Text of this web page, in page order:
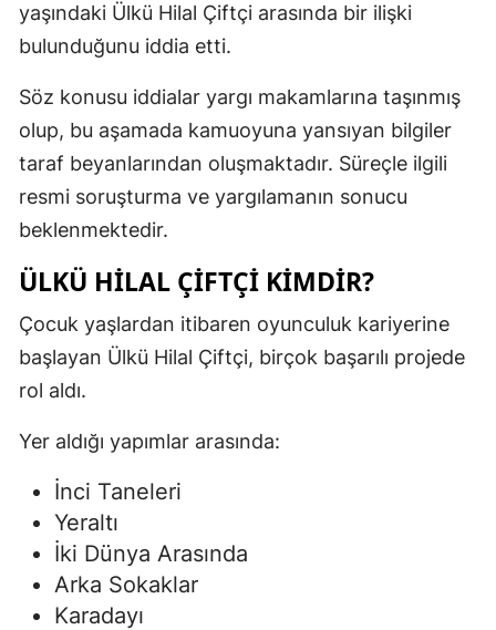
yaşındaki Ülkü Hilal Çiftçi arasında bir ilişki
bulunduğunu iddia etti.
Söz konusu iddialar yargı makamlarına taşınmış
olup, bu aşamada kamuoyuna yansıyan bilgiler
taraf beyanlarından oluşmaktadır. Süreçle ilgili
resmi soruşturma ve yargılamanın sonucu
beklenmektedir.
ÜLKÜ HILAL ÇIFTÇI KIMDIR?
Çocuk yaşlardan itibaren oyunculuk kariyerine
başlayan Ülkü Hilal Çiftçi, birçok başarılı projede
rol aldı.
Yer aldığı yapımlar arasında:
İnci Taneleri
Yeraltı
İki Dünya Arasında
Arka Sokaklar
Karadayı